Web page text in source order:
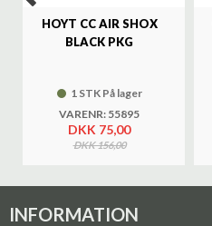
HOYT CC AIR SHOX
BLACK PKG
1 STK På lager
VARENR: 55895
DKK 75,00
DKK 156,00
INFORMATION